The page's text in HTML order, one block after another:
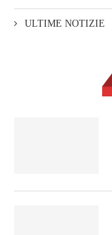
ULTIME NOTIZIE